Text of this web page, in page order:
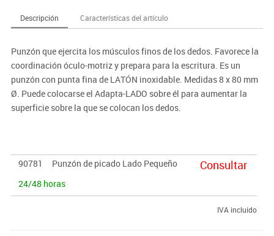
Descripción Características del artículo
Punzón que ejercita los músculos finos de los dedos. Favorece la
coordinación óculo-motriz y prepara para la escritura. Es un
punzón con punta fina de LATÓN inoxidable. Medidas 8 x 80 mm
Ø. Puede colocarse el Adapta-LADO sobre él para aumentar la
superficie sobre la que se colocan los dedos.
90781
Punzón de picado Lado Pequeño
24/48 horas
Consultar
IVA incluido